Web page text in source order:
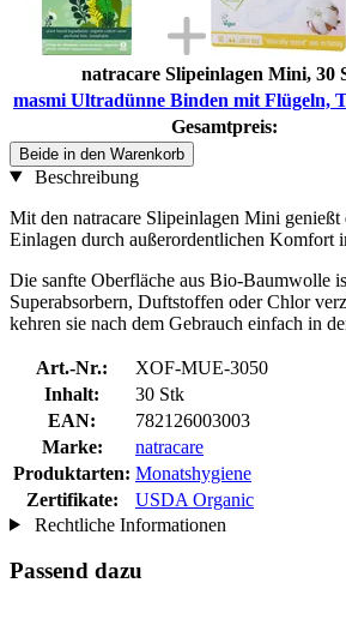
natracare Slipeinlagen Mini, 30
masmi Ultradünne Binden mit Flügeln,
Gesamtpreis:
Beide in den Warenkorb
Beschreibung
Mit den natracare Slipeinlagen Mini
Einlagen durch außerordentlichen Komfort
Die sanfte Oberfläche aus Bio-Baumwolle
Superabsorbern, Duftstoffen oder Chlor
kehren sie nach dem Gebrauch einfach in
Art.-Nr.:
XOF-MUE-3050
Inhalt:
30 Stk
EAN:
782126003003
Marke:
natracare
Produktarten: Monatshygiene
Zertifikate:
USDA Organic
Rechtliche Informationen
Passend dazu